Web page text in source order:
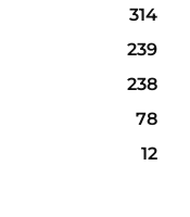
314
239
238
78
12